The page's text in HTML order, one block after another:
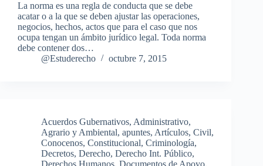
La norma es una regla de conducta que se debe
acatar o a la que se deben ajustar las operaciones,
negocios, hechos, actos que para el caso que nos
ocupa tengan un ámbito jurídico legal. Toda norma
debe contener dos…
@Estuderecho
octubre 7, 2015
Acuerdos Gubernativos, Administrativo,
Agrario y Ambiental, apuntes, Artículos, Civil,
Conocenos, Constitucional, Criminología,
Decretos, Derecho, Derecho Int. Público,